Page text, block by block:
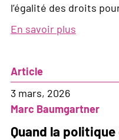
l’égalité des droits
En savoir plus
10
millions!
Article
3 mars, 2026
Marc Baumgartner
Quand la